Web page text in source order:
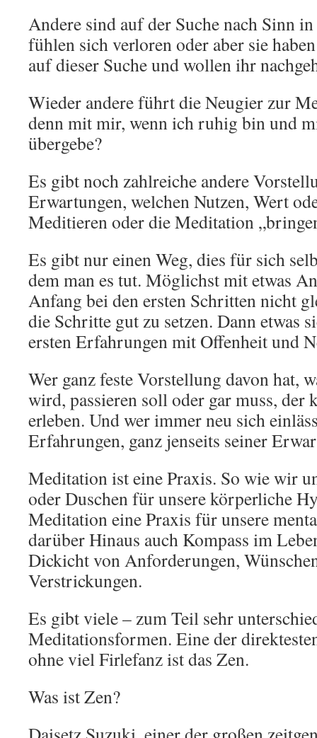
Andere sind auf der Suche nach Sinn
fühlen sich verloren oder aber sie
auf dieser Suche und wollen ihr
Wieder andere führt die Neugier zur
denn mit mir, wenn ich ruhig bin und
übergebe?
Es gibt noch zahlreiche andere
Erwartungen, welchen Nutzen, Wert
Meditieren oder die Meditation
Es gibt nur einen Weg, dies für sich
dem man es tut. Möglichst mit etwas
Anfang bei den ersten Schritten nicht
die Schritte gut zu setzen. Dann etwas
ersten Erfahrungen mit Offenheit und
Wer ganz feste Vorstellung davon hat,
wird, passieren soll oder gar muss, der
erleben. Und wer immer neu sich
Erfahrungen, ganz jenseits seiner
Meditation ist eine Praxis. So wie wir
oder Duschen für unsere körperliche
Meditation eine Praxis für unsere
darüber Hinaus auch Kompass im
Dickicht von Anforderungen,
Verstrickungen.
Es gibt viele – zum Teil sehr
Meditationsformen. Eine der
ohne viel Firlefanz ist das Zen.
Was ist Zen?